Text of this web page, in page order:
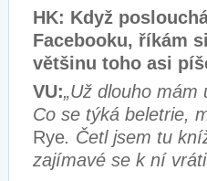
HK: Když
Facebooku, říkám
většinu toho asi
VU:„Už dlouho
Co se týká beletrie,
Rye. Četl jsem tu
zajímavé se k ní